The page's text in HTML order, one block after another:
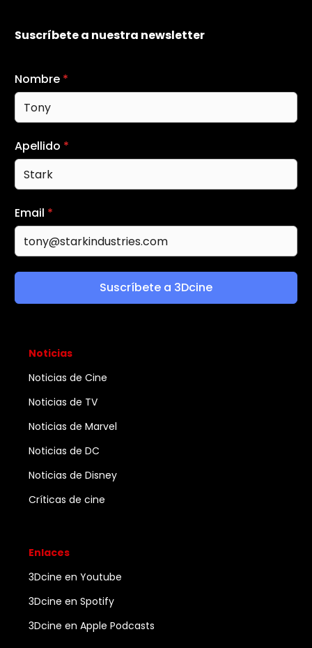
Suscríbete a nuestra newsletter
Nombre *
Apellido *
Email *
Suscríbete a 3Dcine
Noticias
Noticias de Cine
Noticias de TV
Noticias de Marvel
Noticias de DC
Noticias de Disney
Críticas de cine
Enlaces
3Dcine en Youtube
3Dcine en Spotify
3Dcine en Apple Podcasts